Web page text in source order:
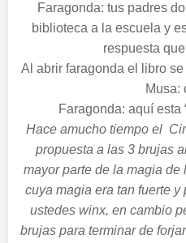
Faragonda: tus padres
biblioteca a la escuela y
respuesta
Al abrir faragonda el libro
Faragonda: aquí esta
Hace amucho tiempo el
propuesta a las 3 brujas
mayor parte de la magia
cuya magia era tan fuerte
ustedes winx, en cambio
brujas para terminar de